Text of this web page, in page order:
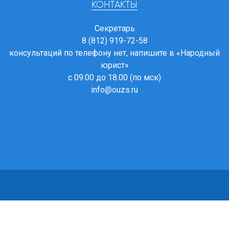
КОНТАКТЫ
Секретарь
8 (812) 919-72-58
консультаций по телефону нет, напишите в «Народный
юрист»
с 09.00 до 18.00 (по мск)
info@ouzs.ru